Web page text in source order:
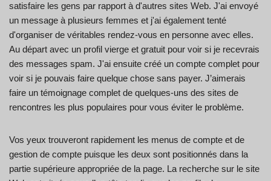
satisfaire les gens par rapport à d'autres sites Web. J'ai envoyé
un message à plusieurs femmes et j'ai également tenté
d'organiser de véritables rendez-vous en personne avec elles.
Au départ avec un profil vierge et gratuit pour voir si je recevrais
des messages spam. J'ai ensuite créé un compte complet pour
voir si je pouvais faire quelque chose sans payer. J’aimerais
faire un témoignage complet de quelques-uns des sites de
rencontres les plus populaires pour vous éviter le problème.
Vos yeux trouveront rapidement les menus de compte et de
gestion de compte puisque les deux sont positionnés dans la
partie supérieure appropriée de la page. La recherche sur le site